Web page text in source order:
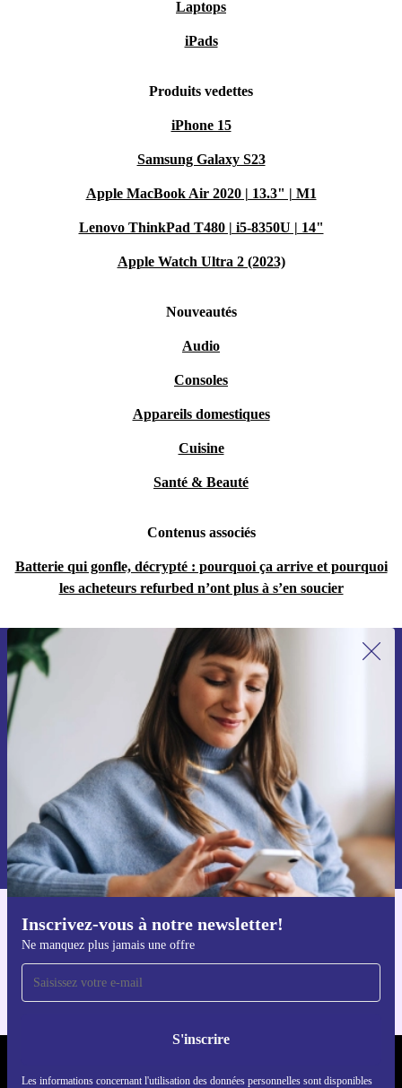
Laptops
iPads
Produits vedettes
iPhone 15
Samsung Galaxy S23
Apple MacBook Air 2020 | 13.3" | M1
Lenovo ThinkPad T480 | i5-8350U | 14"
Apple Watch Ultra 2 (2023)
Nouveautés
Audio
Consoles
Appareils domestiques
Cuisine
Santé & Beauté
Contenus associés
Batterie qui gonfle, décrypté : pourquoi ça arrive et pourquoi
les acheteurs refurbed n’ont plus à s’en soucier
Inscrivez-vous à notre newsletter!
Ne manquez plus jamais une offre
S'inscrire
Les informations concernant l'utilisation des données personnelles sont disponibles
Recevoir offres et infos de refurbed
par mail
Ne manquez plus aucune offre.
S'inscrire
Retrouvez les informations sur l'utilisation des données personnelles
dans notre
politique de confidentialité.
Téléchargez l'application refurbed
Pour iOS et Android